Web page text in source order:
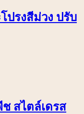
ปรงสีม่วง ปรับ
ช สไตล์เดรส